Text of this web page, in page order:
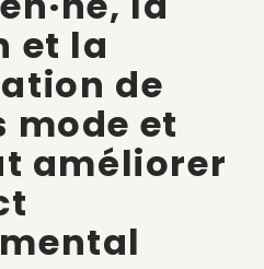
et la
de
mode et
améliorer